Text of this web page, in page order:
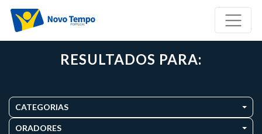
RESULTADOS PARA:
CATEGORIAS
ORADORES